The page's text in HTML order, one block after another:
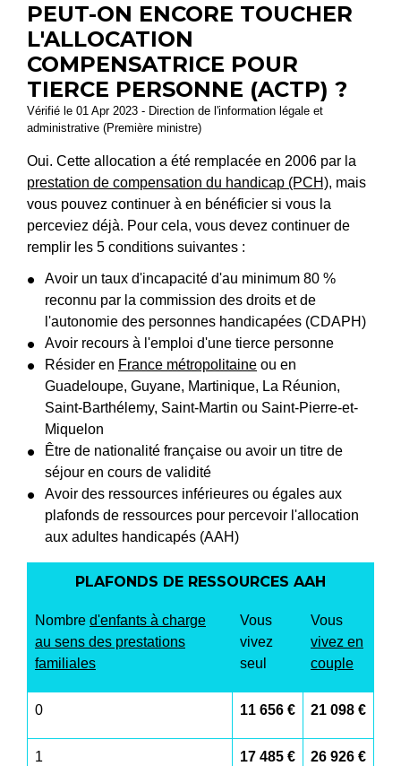
PEUT-ON ENCORE TOUCHER
L'ALLOCATION
COMPENSATRICE POUR
TIERCE PERSONNE (ACTP) ?
Vérifié le 01 Apr 2023 - Direction de l'information légale et
administrative (Première ministre)
Oui. Cette allocation a été remplacée en 2006 par la
prestation de compensation du handicap (PCH), mais
vous pouvez continuer à en bénéficier si vous la
perceviez déjà. Pour cela, vous devez continuer de
remplir les 5 conditions suivantes :
Avoir un taux d'incapacité d'au minimum 80 %
reconnu par la commission des droits et de
l'autonomie des personnes handicapées (CDAPH)
Avoir recours à l'emploi d'une tierce personne
Résider en France métropolitaine ou en
Guadeloupe, Guyane, Martinique, La Réunion,
Saint-Barthélemy, Saint-Martin ou Saint-Pierre-et-
Miquelon
Être de nationalité française ou avoir un titre de
séjour en cours de validité
Avoir des ressources inférieures ou égales aux
plafonds de ressources pour percevoir l'allocation
aux adultes handicapés (AAH)
PLAFONDS DE RESSOURCES AAH
Nombre d'enfants à charge
au sens des prestations
familiales
Vous
vivez
seul
Vous
vivez en
couple
0 11 656 € 21 098 €
1 17 485 € 26 926 €